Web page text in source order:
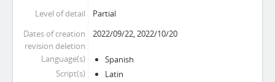
Level of detail
Partial
Dates of creation
revision deletion
2022/09/22, 2022/10/20
Language(s)
Spanish
Script(s)
Latin